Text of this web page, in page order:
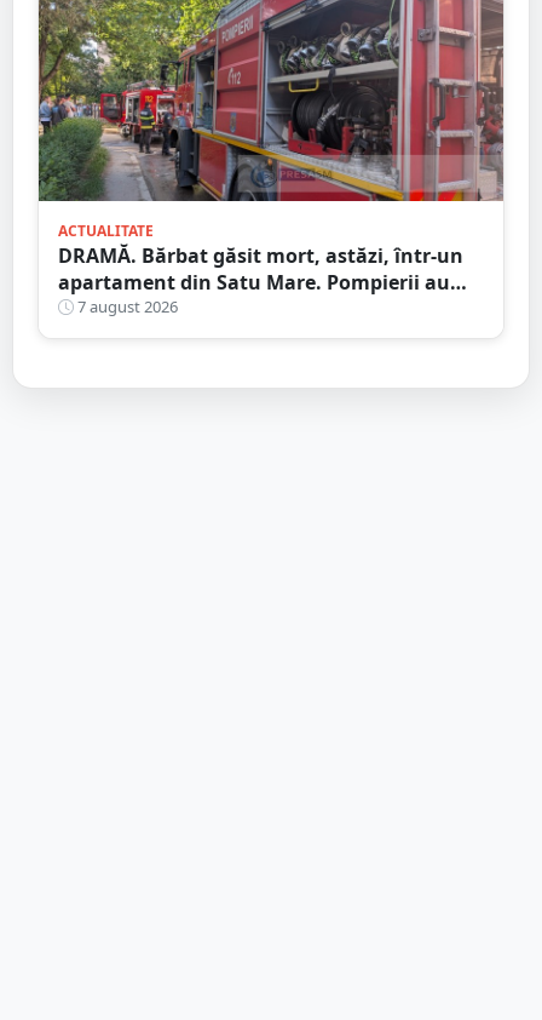
ACTUALITATE
DRAMĂ. Bărbat găsit mort, astăzi, într-un
apartament din Satu Mare. Pompierii au
spart ușa
7 august 2026